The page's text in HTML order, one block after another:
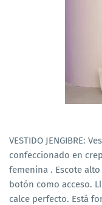
VESTIDO JENGIBRE:
confeccionado en
femenina . Escote
botón como acceso.
calce perfecto. Está